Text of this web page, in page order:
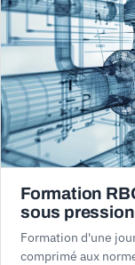
Formation
sous pression
Formation d'une
comprimé aux